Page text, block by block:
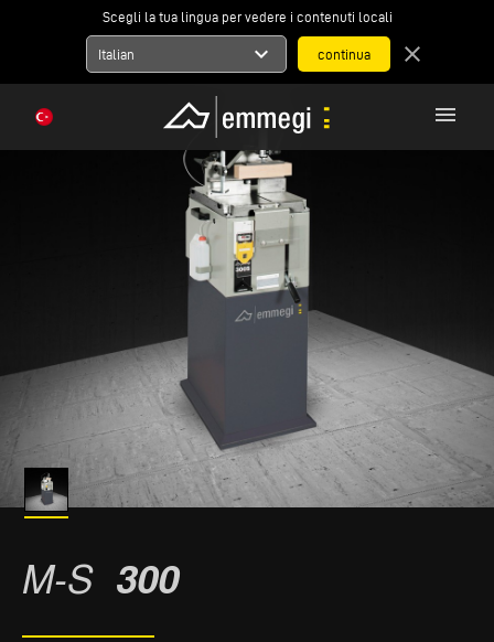
Scegli la tua lingua per vedere i contenuti locali
Italian expand_more close
menu
M-S 300